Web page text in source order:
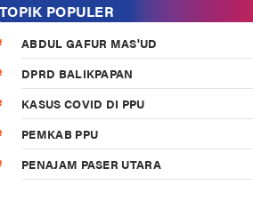
TOPIK POPULER
ABDUL GAFUR MAS'UD
DPRD BALIKPAPAN
KASUS COVID DI PPU
PEMKAB PPU
PENAJAM PASER UTARA